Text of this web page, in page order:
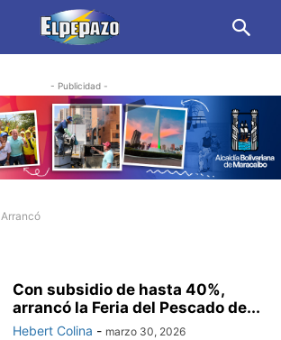
- Publicidad -
Arrancó
Con subsidio de hasta 40%,
arrancó la Feria del Pescado de...
Hebert Colina - marzo 30, 2026